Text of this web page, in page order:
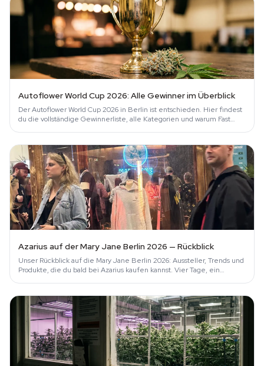
Autoflower World Cup 2026: Alle Gewinner im Überblick
Der Autoflower World Cup 2026 in Berlin ist entschieden. Hier findest
du die vollständige Gewinnerliste, alle Kategorien und warum Fast
Azarius auf der Mary Jane Berlin 2026 — Rückblick
Unser Rückblick auf die Mary Jane Berlin 2026: Aussteller, Trends und
Produkte, die du bald bei Azarius kaufen kannst. Vier Tage, ein